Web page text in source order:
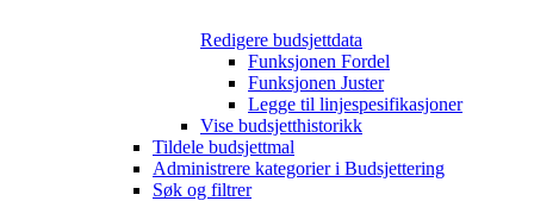
Redigere budsjettdata
Funksjonen Fordel
Funksjonen Juster
Legge til linjespesifikasjoner
Vise budsjetthistorikk
Tildele budsjettmal
Administrere kategorier i Budsjettering
Søk og filtrer